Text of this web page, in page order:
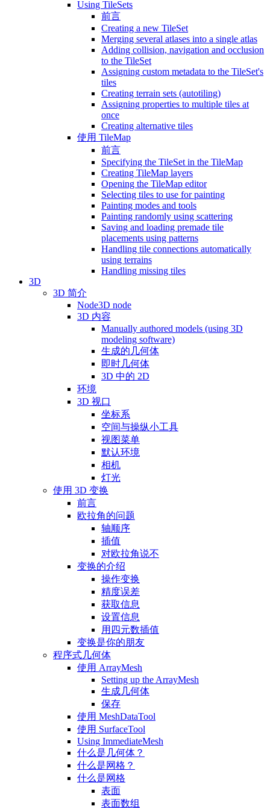
Using TileSets
前言
Creating a new TileSet
Merging several atlases into a single atlas
Adding collision, navigation and occlusion
to the TileSet
Assigning custom metadata to the TileSet's
tiles
Creating terrain sets (autotiling)
Assigning properties to multiple tiles at
once
Creating alternative tiles
使用 TileMap
前言
Specifying the TileSet in the TileMap
Creating TileMap layers
Opening the TileMap editor
Selecting tiles to use for painting
Painting modes and tools
Painting randomly using scattering
Saving and loading premade tile
placements using patterns
Handling tile connections automatically
using terrains
Handling missing tiles
3D
3D 简介
Node3D node
3D 内容
Manually authored models (using 3D
modeling software)
生成的几何体
即时几何体
3D 中的 2D
环境
3D 视口
坐标系
空间与操纵小工具
视图菜单
默认环境
相机
灯光
使用 3D 变换
前言
欧拉角的问题
轴顺序
插值
对欧拉角说不
变换的介绍
操作变换
精度误差
获取信息
设置信息
用四元数插值
变换是你的朋友
程序式几何体
使用 ArrayMesh
Setting up the ArrayMesh
生成几何体
保存
使用 MeshDataTool
使用 SurfaceTool
Using ImmediateMesh
什么是几何体？
什么是网格？
什么是网格
表面
表面数组